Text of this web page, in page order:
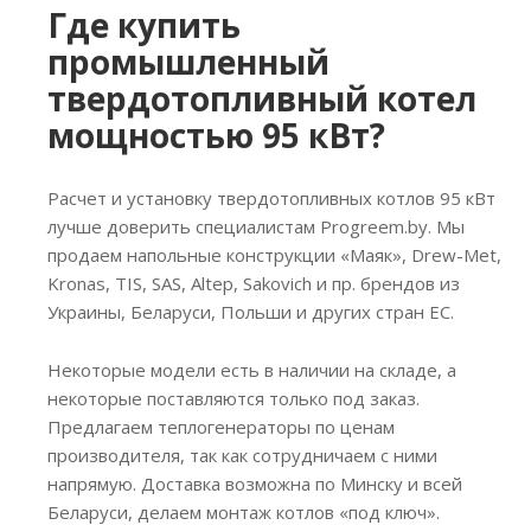
Где купить
промышленный
твердотопливный котел
мощностью 95 кВт?
Расчет и установку твердотопливных котлов 95 кВт
лучше доверить специалистам Progreem.by. Мы
продаем напольные конструкции «Маяк», Drew-Met,
Kronas, TIS, SAS, Altep, Sakovich и пр. брендов из
Украины, Беларуси, Польши и других стран ЕС.
Некоторые модели есть в наличии на складе, а
некоторые поставляются только под заказ.
Предлагаем теплогенераторы по ценам
производителя, так как сотрудничаем с ними
напрямую. Доставка возможна по Минску и всей
Беларуси, делаем монтаж котлов «под ключ».